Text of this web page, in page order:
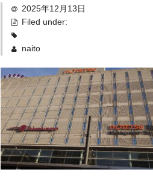
2025年12月13日
Filed under:
naito